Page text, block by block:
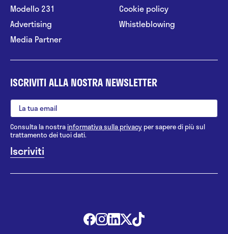
Modello 231
Advertising
Media Partner
Cookie policy
Whistleblowing
ISCRIVITI ALLA NOSTRA NEWSLETTER
Consulta la nostrainformativa sulla privacy per sapere di più sul
trattamento dei tuoi dati.